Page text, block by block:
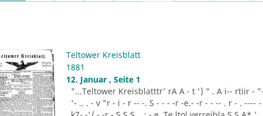
Teltower Kreisblatt
1881
12. Januar , Seite 1
"...Teltower Kreisblatttr' rA A - t ') " . A i-- rtiir
'- .. . - v "r - i - r -- -. S - - - -r -e.- -r - - -- . r - . ----